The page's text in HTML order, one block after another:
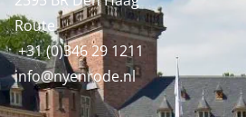
Route
+31 (0)346 29 1211
info@nyenrode.nl